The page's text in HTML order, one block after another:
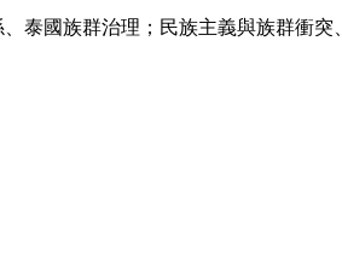
泰國族群治理；民族主義與族群衝